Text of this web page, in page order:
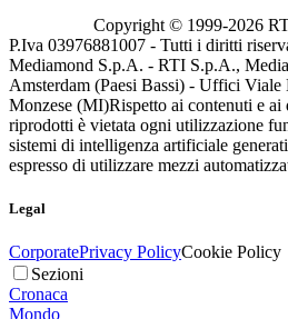
Copyright © 1999-2026
P.Iva 03976881007 - Tutti i diritti
Mediamond S.p.A. - RTI S.p.A.,
Amsterdam (Paesi Bassi) - Uffici
Monzese (MI)Rispetto ai contenuti e ai
riprodotti è vietata ogni utilizzazione
sistemi di intelligenza artificiale
espresso di utilizzare mezzi
Legal
CorporatePrivacy PolicyCookie Policy
Sezioni
Cronaca
Mondo